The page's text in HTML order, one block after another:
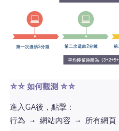
⛤⛤ 如何觀測 ⛤⛤
進入GA後，點擊：
行為 → 網站內容 → 所有網頁